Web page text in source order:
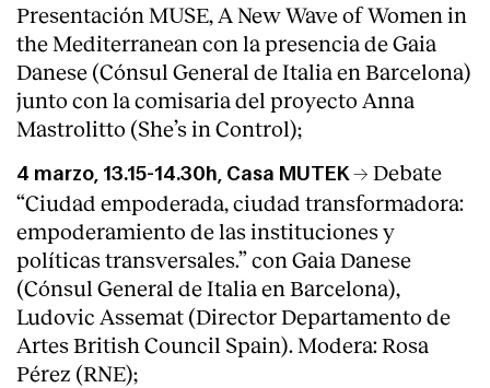
Presentación MUSE, A New Wave of Women in
the Mediterranean con la presencia de Gaia
Danese (Cónsul General de Italia en Barcelona)
junto con la comisaria del proyecto Anna
Mastrolitto (She’s in Control);
4 marzo, 13.15-14.30h, Casa MUTEK → Debate
“Ciudad empoderada, ciudad transformadora:
empoderamiento de las instituciones y
políticas transversales.” con Gaia Danese
(Cónsul General de Italia en Barcelona),
Ludovic Assemat (Director Departamento de
Artes British Council Spain). Modera: Rosa
Pérez (RNE);